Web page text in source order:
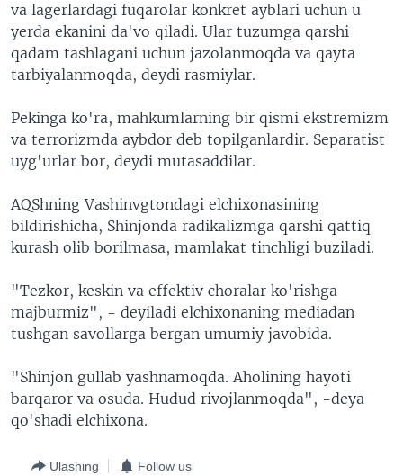
va lagerlardagi fuqarolar konkret ayblari uchun u
yerda ekanini da'vo qiladi. Ular tuzumga qarshi
qadam tashlagani uchun jazolanmoqda va qayta
tarbiyalanmoqda, deydi rasmiylar.
Pekinga ko'ra, mahkumlarning bir qismi ekstremizm
va terrorizmda aybdor deb topilganlardir. Separatist
uyg'urlar bor, deydi mutasaddilar.
AQShning Vashinvgtondagi elchixonasining
bildirishicha, Shinjonda radikalizmga qarshi qattiq
kurash olib borilmasa, mamlakat tinchligi buziladi.
"Tezkor, keskin va effektiv choralar ko'rishga
majburmiz", - deyiladi elchixonaning mediadan
tushgan savollarga bergan umumiy javobida.
"Shinjon gullab yashnamoqda. Aholining hayoti
barqaror va osuda. Hudud rivojlanmoqda", -deya
qo'shadi elchixona.
Ulashing Follow us